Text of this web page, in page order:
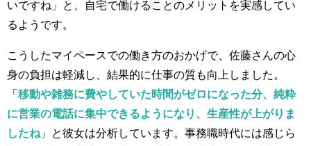
いですね」と、自宅で働けることのメリットを実感してい
るようです。
こうしたマイペースでの働き方のおかげで、佐藤さんの心
身の負担は軽減し、結果的に仕事の質も向上しました。
「 移動や雑務に費やしていた時間がゼロになった分、純粋
に営業の電話に集中できるようになり、生産性が上がりま
したね 」と彼女は分析しています。事務職時代には感じら